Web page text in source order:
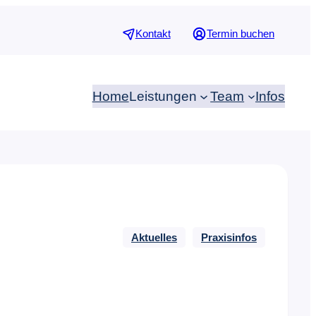
Kontakt Termin buchen
HomeLeistungen Team Infos
Aktuelles Praxisinfos